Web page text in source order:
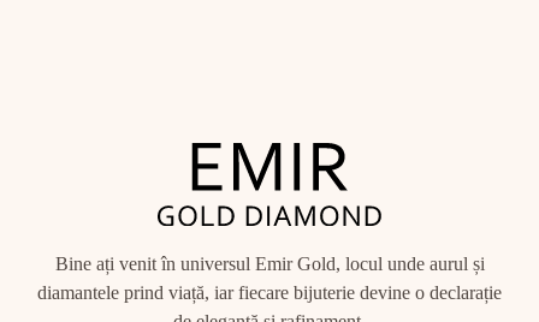
Bine ați venit în universul Emir Gold, locul unde aurul și
diamantele prind viață, iar fiecare bijuterie devine o declarație